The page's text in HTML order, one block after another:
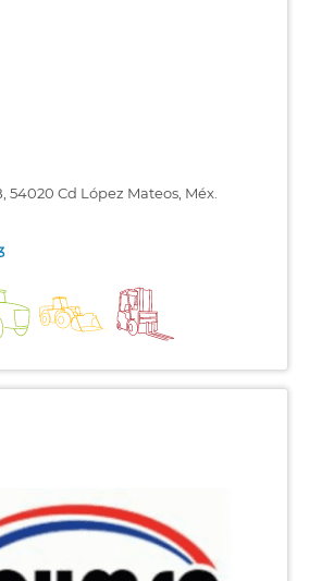
54020 Cd López Mateos, Méx.